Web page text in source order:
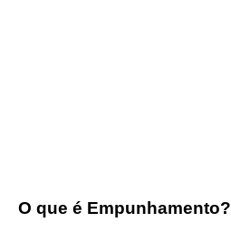
O que é Empunhamento?